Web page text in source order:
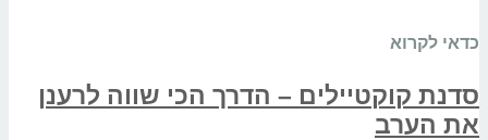
כדאי לקרוא
סדנת קוקטיילים – הדרך הכי שווה לרענן
את הערב